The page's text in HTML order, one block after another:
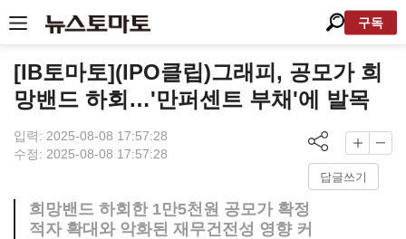
구독
[IB토마토](IPO클립)그래피, 공모가 희
망밴드 하회…'만퍼센트 부채'에 발목
입력: 2025-08-08 17:57:28
수정: 2025-08-08 17:57:28
답글쓰기
희망밴드 하회한 1만5천원 공모가 확정
적자 확대와 악화된 재무건전성 영향 커